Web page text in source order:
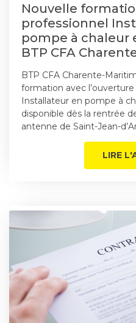
Nouvelle
professionnel
pompe à chaleur
BTP CFA
BTP CFA Charente-
formation avec
Installateur en pompe à
disponible dès la rentrée
antenne de Saint-Jean-
LIRE